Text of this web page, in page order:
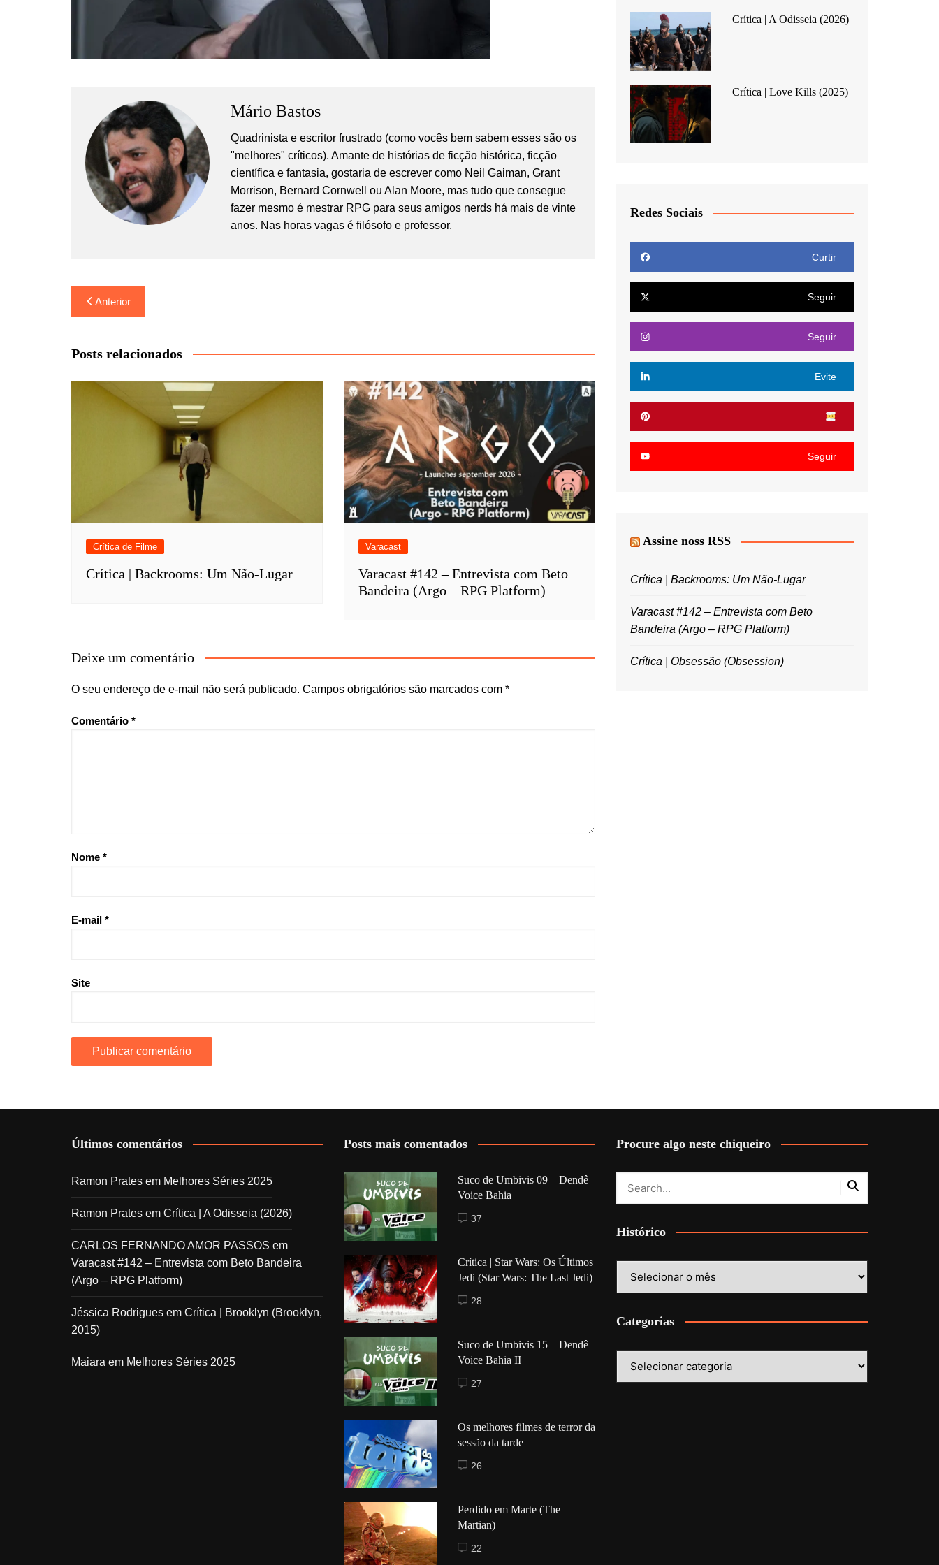
Mário Bastos
Quadrinista e escritor frustrado (como vocês bem sabem esses são os
"melhores" críticos). Amante de histórias de ficção histórica, ficção
científica e fantasia, gostaria de escrever como Neil Gaiman, Grant
Morrison, Bernard Cornwell ou Alan Moore, mas tudo que consegue
fazer mesmo é mestrar RPG para seus amigos nerds há mais de vinte
anos. Nas horas vagas é filósofo e professor.
Navegação
de
Post
Anterior
Posts relacionados
Crítica de Filme
Crítica | Backrooms: Um Não-Lugar
Varacast
Varacast #142 – Entrevista com Beto
Bandeira (Argo – RPG Platform)
Deixe um comentário
O seu endereço de e-mail não será publicado. Campos obrigatórios são marcados com *
Comentário *
Nome *
E-mail *
Site
Crítica | A Odisseia (2026)
Crítica | Love Kills (2025)
Redes Sociais
Curtir
Seguir
Seguir
Evite
Seguir
Assine noss RSS
Crítica | Backrooms: Um Não-Lugar
Varacast #142 – Entrevista com Beto
Bandeira (Argo – RPG Platform)
Crítica | Obsessão (Obsession)
Últimos comentários
Ramon Prates em Melhores Séries 2025
Ramon Prates em Crítica | A Odisseia (2026)
CARLOS FERNANDO AMOR PASSOS em
Varacast #142 – Entrevista com Beto Bandeira
(Argo – RPG Platform)
Jéssica Rodrigues em Crítica | Brooklyn (Brooklyn,
2015)
Maiara em Melhores Séries 2025
Posts mais comentados
Suco de Umbivis 09 – Dendê
Voice Bahia
37
Crítica | Star Wars: Os Últimos
Jedi (Star Wars: The Last Jedi)
28
Suco de Umbivis 15 – Dendê
Voice Bahia II
27
Os melhores filmes de terror da
sessão da tarde
26
Perdido em Marte (The
Martian)
22
Procure algo neste chiqueiro
Histórico
Categorias